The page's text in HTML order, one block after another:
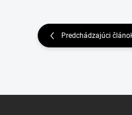
Predchádzajúci